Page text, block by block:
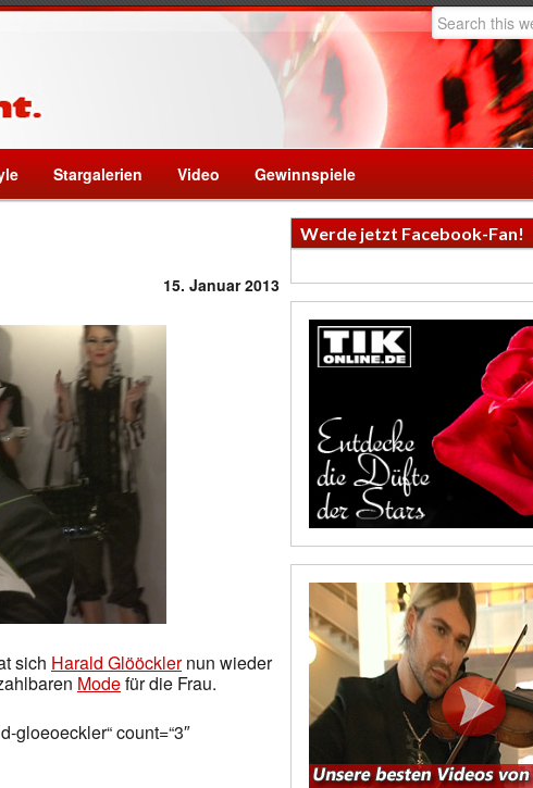
Stargalerien Video Gewinnspiele
15. Januar 2013
sich Harald Glööcklernun wieder
Modefür die Frau.
gloeoeckler“ count=“3″
Werde jetzt Facebook-Fan!